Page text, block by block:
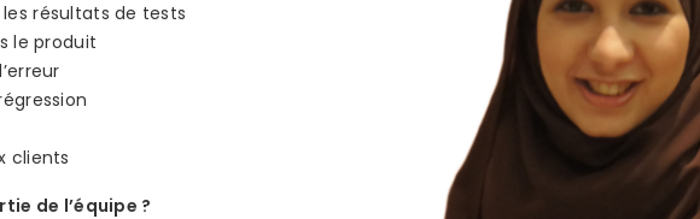
résultats de tests
le produit
clients
de l’équipe ?